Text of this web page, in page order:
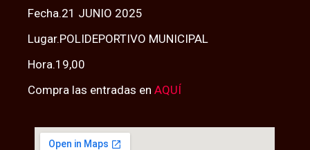
Fecha.21 JUNIO 2025
Lugar.POLIDEPORTIVO MUNICIPAL
Hora.19,00
Compra las entradas enAQUÍ